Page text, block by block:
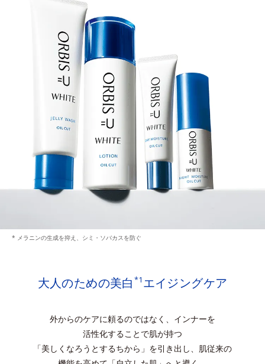
* メラニンの生成を抑え、シミ・ソバカスを防ぐ
大人のための美白 *1 エイジングケア
外からのケアに頼るのではなく、インナーを
活性化することで肌が持つ
「美しくなろうとするちから」を引き出し、肌従来の